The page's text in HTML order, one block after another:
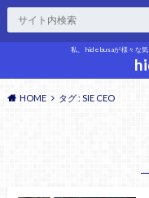
私、hidebusaが様々な
HOME タグ : SIE CEO